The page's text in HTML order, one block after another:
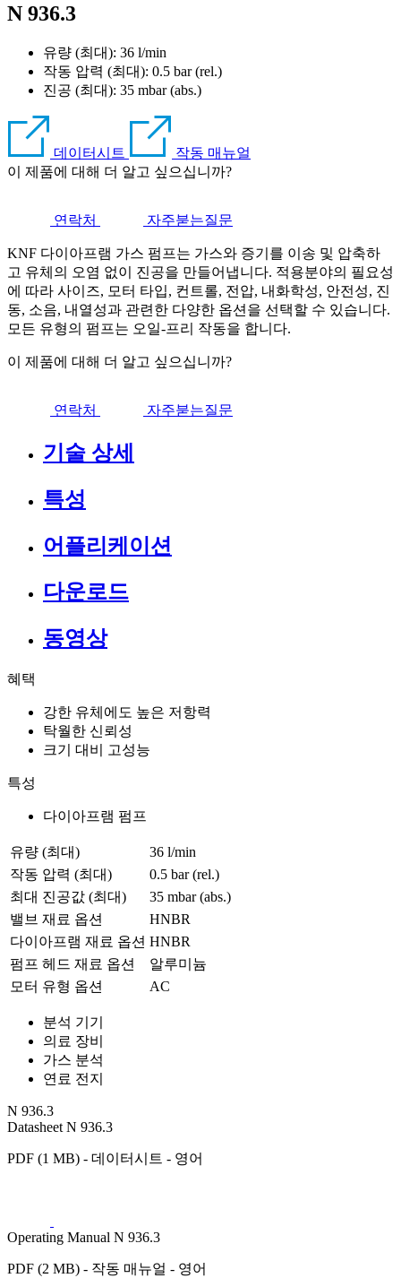
N 936.3
유량 (최대): 36 l/min
작동 압력 (최대): 0.5 bar (rel.)
진공 (최대): 35 mbar (abs.)
데이터시트
작동 매뉴얼
이 제품에 대해 더 알고 싶으십니까?
연락처 자주붇는질문
KNF 다이아프램 가스 펌프는 가스와 증기를 이송 및 압축하
고 유체의 오염 없이 진공을 만들어냅니다. 적용분야의 필요성
에 따라 사이즈, 모터 타입, 컨트롤, 전압, 내화학성, 안전성, 진
동, 소음, 내열성과 관련한 다양한 옵션을 선택할 수 있습니다.
모든 유형의 펌프는 오일-프리 작동을 합니다.
이 제품에 대해 더 알고 싶으십니까?
연락처 자주붇는질문
기술 상세
특성
어플리케이션
다운로드
동영상
혜택
강한 유체에도 높은 저항력
탁월한 신뢰성
크기 대비 고성능
특성
다이아프램 펌프
유량 (최대)
36 l/min
작동 압력 (최대)
0.5 bar (rel.)
최대 진공값 (최대)
35 mbar (abs.)
밸브 재료 옵션
HNBR
다이아프램 재료 옵션 HNBR
펌프 헤드 재료 옵션
알루미늄
모터 유형 옵션
AC
분석 기기
의료 장비
가스 분석
연료 전지
N 936.3
Datasheet N 936.3
PDF (1 MB) - 데이터시트 - 영어
Operating Manual N 936.3
PDF (2 MB) - 작동 매뉴얼 - 영어